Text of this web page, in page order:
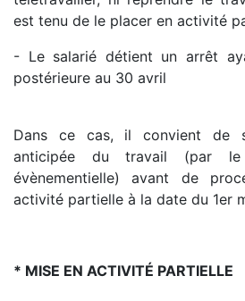
est tenu de le placer en activité
- Le salarié détient un arrêt
postérieure au 30 avril
Dans ce cas, il convient de
anticipée du travail (par le
évènementielle) avant de
activité partielle à la date du 1er
* MISE EN ACTIVITÉ PARTIELLE